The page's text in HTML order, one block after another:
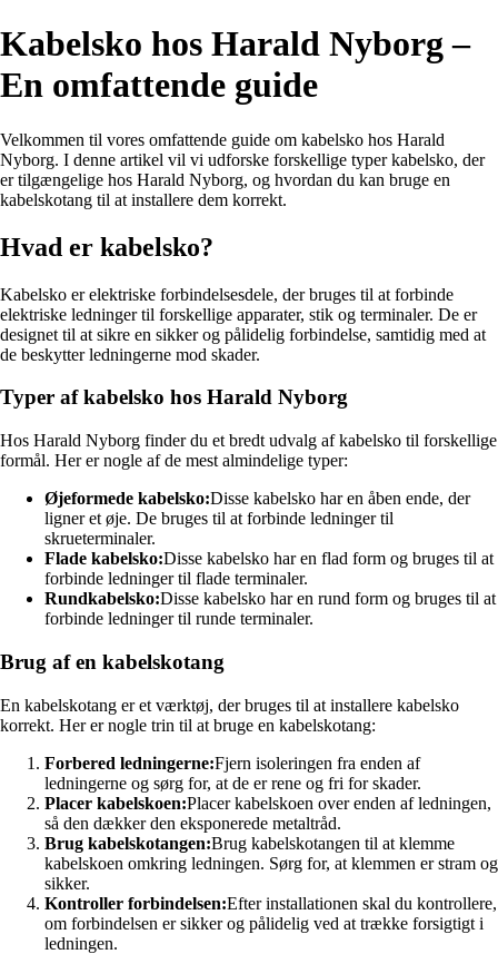
Kabelsko hos Harald Nyborg –
En omfattende guide
Velkommen til vores omfattende guide om kabelsko hos Harald
Nyborg. I denne artikel vil vi udforske forskellige typer kabelsko, der
er tilgængelige hos Harald Nyborg, og hvordan du kan bruge en
kabelskotang til at installere dem korrekt.
Hvad er kabelsko?
Kabelsko er elektriske forbindelsesdele, der bruges til at forbinde
elektriske ledninger til forskellige apparater, stik og terminaler. De er
designet til at sikre en sikker og pålidelig forbindelse, samtidig med at
de beskytter ledningerne mod skader.
Typer af kabelsko hos Harald Nyborg
Hos Harald Nyborg finder du et bredt udvalg af kabelsko til forskellige
formål. Her er nogle af de mest almindelige typer:
Øjeformede kabelsko:Disse kabelsko har en åben ende, der
ligner et øje. De bruges til at forbinde ledninger til
skrueterminaler.
Flade kabelsko:Disse kabelsko har en flad form og bruges til at
forbinde ledninger til flade terminaler.
Rundkabelsko:Disse kabelsko har en rund form og bruges til at
forbinde ledninger til runde terminaler.
Brug af en kabelskotang
En kabelskotang er et værktøj, der bruges til at installere kabelsko
korrekt. Her er nogle trin til at bruge en kabelskotang:
Forbered ledningerne:Fjern isoleringen fra enden af
ledningerne og sørg for, at de er rene og fri for skader.
Placer kabelskoen:Placer kabelskoen over enden af ledningen,
så den dækker den eksponerede metaltråd.
Brug kabelskotangen:Brug kabelskotangen til at klemme
kabelskoen omkring ledningen. Sørg for, at klemmen er stram og
sikker.
Kontroller forbindelsen:Efter installationen skal du kontrollere,
om forbindelsen er sikker og pålidelig ved at trække forsigtigt i
ledningen.